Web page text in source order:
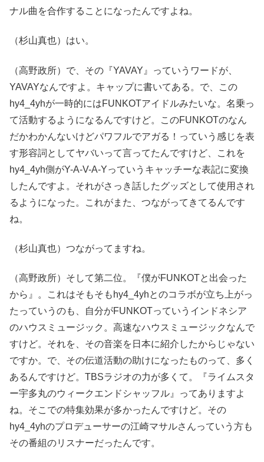
ナル曲を合作することになったんですよね。
（杉山真也）はい。
（高野政所）で、その『YAVAY』っていうワードが、
YAVAYなんですよ。キャップに書いてある。で、この
hy4_4yhが一時的にはFUNKOTアイドルみたいな。名乗っ
て活動するようになるんですけど。このFUNKOTのなん
だかわかんないけどパワフルでアガる！っていう感じを表
す形容詞としてヤバいって言ってたんですけど、これを
hy4_4yh側がY-A-V-A-Yっていうキャッチーな表記に変換
したんですよ。それがさっき話したグッズとして使用され
るようになった。これがまた、つながってきてるんです
ね。
（杉山真也）つながってますね。
（高野政所）そして第二位。『僕がFUNKOTと出会った
から』。これはそもそもhy4_4yhとのコラボが立ち上がっ
たっていうのも、自分がFUNKOTっていうインドネシア
のハウスミュージック。高速なハウスミュージックなんで
すけど。それを、その音楽を日本に紹介したからじゃない
ですか。で、その伝道活動の助けになったものって、多く
あるんですけど。TBSラジオの力が多くて。『ライムスタ
ー宇多丸のウィークエンドシャッフル』ってありますよ
ね。そこでの特集効果が多かったんですけど。その
hy4_4yhのプロデューサーの江崎マサルさんっていう方も
その番組のリスナーだったんです。